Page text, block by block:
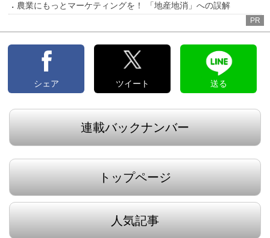
農業にもっとマーケティングを！ 「地産地消」への誤解
PR
シェア ツイート 送る
連載バックナンバー
トップページ
人気記事